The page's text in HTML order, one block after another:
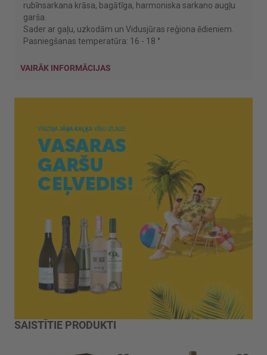
rubīnsarkana krāsa, bagātīga, harmoniska sarkano augļu
garša.
Sader ar gaļu, uzkodām un Vidusjūras reģiona ēdieniem.
Pasniegšanas temperatūra: 16 - 18 °
VAIRĀK INFORMĀCIJAS
SAISTĪTIE PRODUKTI